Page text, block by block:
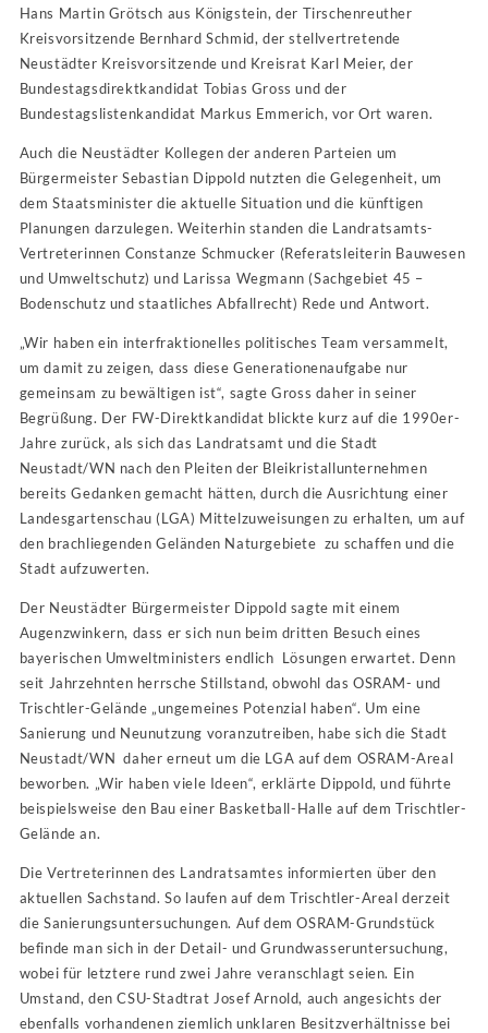
Hans Martin Grötsch aus Königstein, der Tirschenreuther
Kreisvorsitzende Bernhard Schmid, der stellvertretende
Neustädter Kreisvorsitzende und Kreisrat Karl Meier, der
Bundestagsdirektkandidat Tobias Gross und der
Bundestagslistenkandidat Markus Emmerich, vor Ort waren.
Auch die Neustädter Kollegen der anderen Parteien um
Bürgermeister Sebastian Dippold nutzten die Gelegenheit, um
dem Staatsminister die aktuelle Situation und die künftigen
Planungen darzulegen. Weiterhin standen die Landratsamts-
Vertreterinnen Constanze Schmucker (Referatsleiterin Bauwesen
und Umweltschutz) und Larissa Wegmann (Sachgebiet 45 –
Bodenschutz und staatliches Abfallrecht) Rede und Antwort.
„Wir haben ein interfraktionelles politisches Team versammelt,
um damit zu zeigen, dass diese Generationenaufgabe nur
gemeinsam zu bewältigen ist“, sagte Gross daher in seiner
Begrüßung. Der FW-Direktkandidat blickte kurz auf die 1990er-
Jahre zurück, als sich das Landratsamt und die Stadt
Neustadt/WN nach den Pleiten der Bleikristallunternehmen
bereits Gedanken gemacht hätten, durch die Ausrichtung einer
Landesgartenschau (LGA) Mittelzuweisungen zu erhalten, um auf
den brachliegenden Geländen Naturgebiete zu schaffen und die
Stadt aufzuwerten.
Der Neustädter Bürgermeister Dippold sagte mit einem
Augenzwinkern, dass er sich nun beim dritten Besuch eines
bayerischen Umweltministers endlich Lösungen erwartet. Denn
seit Jahrzehnten herrsche Stillstand, obwohl das OSRAM- und
Trischtler-Gelände „ungemeines Potenzial haben“. Um eine
Sanierung und Neunutzung voranzutreiben, habe sich die Stadt
Neustadt/WN daher erneut um die LGA auf dem OSRAM-Areal
beworben. „Wir haben viele Ideen“, erklärte Dippold, und führte
beispielsweise den Bau einer Basketball-Halle auf dem Trischtler-
Gelände an.
Die Vertreterinnen des Landratsamtes informierten über den
aktuellen Sachstand. So laufen auf dem Trischtler-Areal derzeit
die Sanierungsuntersuchungen. Auf dem OSRAM-Grundstück
befinde man sich in der Detail- und Grundwasseruntersuchung,
wobei für letztere rund zwei Jahre veranschlagt seien. Ein
Umstand, den CSU-Stadtrat Josef Arnold, auch angesichts der
ebenfalls vorhandenen ziemlich unklaren Besitzverhältnisse bei